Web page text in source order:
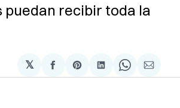
puedan recibir toda la
𝕏
Compartir
en
Share
on
Compartir
en
Share
on
via